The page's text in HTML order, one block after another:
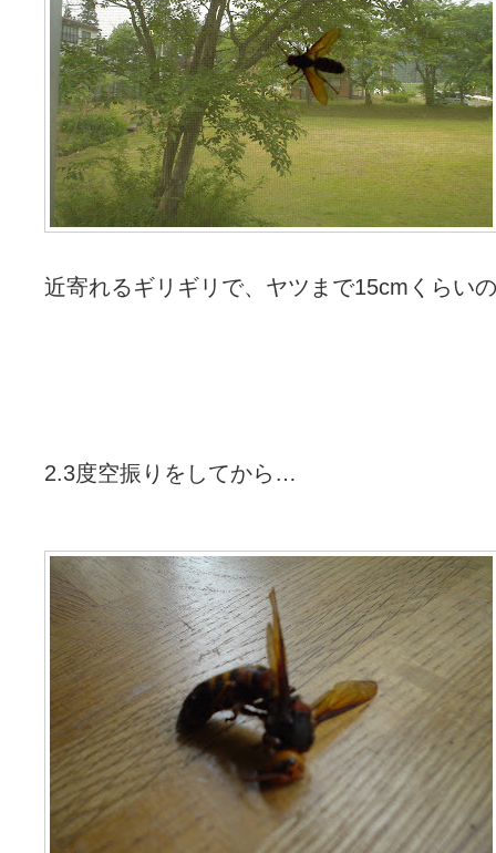
近寄れるギリギリで、ヤツまで15cmくらい
2.3度空振りをしてから…